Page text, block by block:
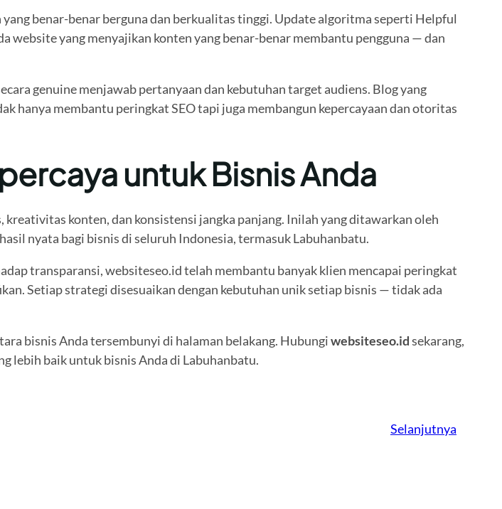
benar-benar berguna dan berkualitas tinggi. Update algoritma seperti Helpful
website yang menyajikan konten yang benar-benar membantu pengguna — dan
genuine menjawab pertanyaan dan kebutuhan target audiens. Blog yang
hanya membantu peringkat SEO tapi juga membangun kepercayaan dan otoritas
untuk Bisnis Anda
konten, dan konsistensi jangka panjang. Inilah yang ditawarkan oleh
nyata bagi bisnis di seluruh Indonesia, termasuk Labuhanbatu.
transparansi, websiteseo.id telah membantu banyak klien mencapai peringkat
Setiap strategi disesuaikan dengan kebutuhan unik setiap bisnis — tidak ada
bisnis Anda tersembunyi di halaman belakang. Hubungiwebsiteseo.idsekarang,
lebih baik untuk bisnis Anda di Labuhanbatu.
Selanjutnya